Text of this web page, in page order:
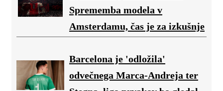
Sprememba modela v
Amsterdamu, čas je za izkušnje
Barcelona je 'odložila'
odvečnega Marca-Andreja ter